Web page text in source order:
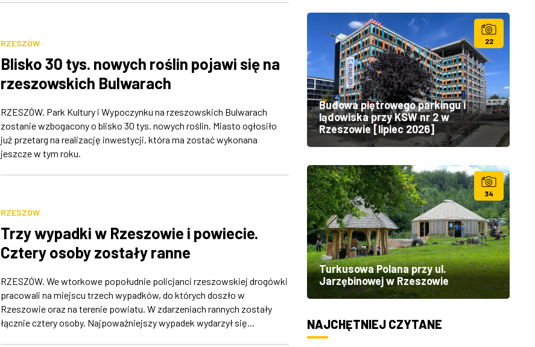
RZESZÓW
Blisko 30 tys. nowych roślin pojawi się na
rzeszowskich Bulwarach
RZESZÓW. Park Kultury i Wypoczynku na rzeszowskich Bulwarach
zostanie wzbogacony o blisko 30 tys. nowych roślin. Miasto ogłosiło
już przetarg na realizację inwestycji, która ma zostać wykonana
jeszcze w tym roku.
RZESZÓW
Trzy wypadki w Rzeszowie i powiecie.
Cztery osoby zostały ranne
RZESZÓW. We wtorkowe popołudnie policjanci rzeszowskiej drogówki
pracowali na miejscu trzech wypadków, do których doszło w
Rzeszowie oraz na terenie powiatu. W zdarzeniach rannych zostały
łącznie cztery osoby. Najpoważniejszy wypadek wydarzył się...
22
Budowa piętrowego parkingu i
lądowiska przy KSW nr 2 w
Rzeszowie [lipiec 2026]
34
Turkusowa Polana przy ul.
Jarzębinowej w Rzeszowie
NAJCHĘTNIEJ CZYTANE